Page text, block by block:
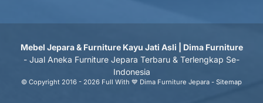
Mebel Jepara & Furniture Kayu Jati Asli | Dima Furniture
- Jual Aneka Furniture Jepara Terbaru & Terlengkap Se-
Indonesia
© Copyright 2016 - 2026 Full With 💙 Dima Furniture Jepara - Sitemap